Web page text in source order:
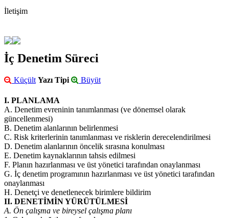
İletişim
İç Denetim Süreci
Küçült Yazı Tipi Büyüt
I. PLANLAMA
A. Denetim evreninin tanımlanması (ve dönemsel olarak
güncellenmesi)
B. Denetim alanlarının belirlenmesi
C. Risk kriterlerinin tanımlanması ve risklerin derecelendirilmesi
D. Denetim alanlarının öncelik sırasına konulması
E. Denetim kaynaklarının tahsis edilmesi
F. Planın hazırlanması ve üst yönetici tarafından onaylanması
G. İç denetim programının hazırlanması ve üst yönetici tarafından
onaylanması
H. Denetçi ve denetlenecek birimlere bildirim
II. DENETİMİN YÜRÜTÜLMESİ
A. Ön çalışma ve bireysel çalışma planı